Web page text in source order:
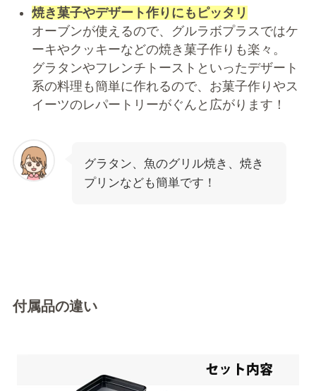
焼き菓子やデザート作りにもピッタリ
オーブンが使えるので、グルラボプラスではケ
ーキやクッキーなどの焼き菓子作りも楽々。
グラタンやフレンチトーストといったデザート
系の料理も簡単に作れるので、お菓子作りやス
イーツのレパートリーがぐんと広がります！
グラタン、魚のグリル焼き、焼き
プリンなども簡単です！
付属品の違い